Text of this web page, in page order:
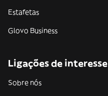
Estafetas
Glovo Business
Ligações de interesse
Sobre nós